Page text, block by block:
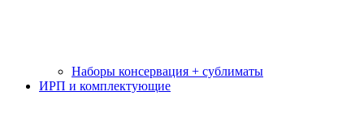
Наборы консервация + сублиматы
ИРП и комплектующие